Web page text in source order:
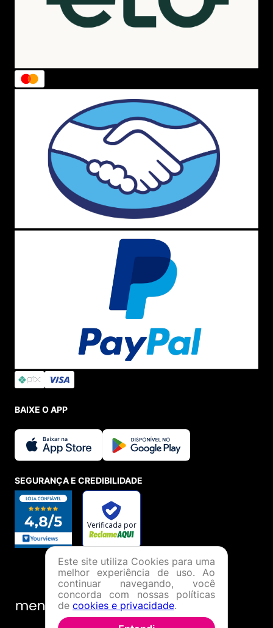
BAIXE O APP
SEGURANÇA E CREDIBILIDADE
Este site utiliza Cookies para uma
melhor experiência de uso. Ao
continuar navegando, você
concorda com nossas políticas
de cookies e privacidade.